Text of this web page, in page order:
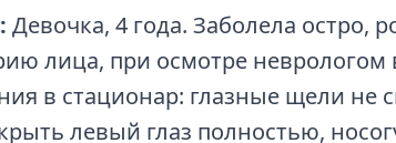
Девочка, 4 года. Заболела остро,
лица, при осмотре неврологом
в стационар: глазные щели не
левый глаз полностью,